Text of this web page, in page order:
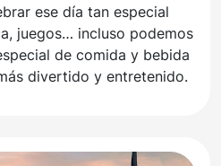
ese día tan especial
juegos… incluso podemos
de comida y bebida
divertido y entretenido.